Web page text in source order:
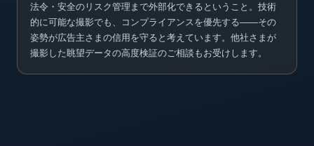
法令・安全のリスク管理まで外部化できるということ。技術
的に可能な撮影でも、コンプライアンスを優先する——その
姿勢が広告主さまの信用を守ると考えています。他社さまが
撮影した眺望データの高度検証のご相談もお受けします。